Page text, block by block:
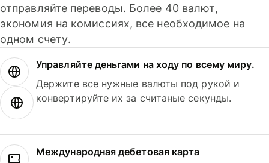
отправляйте переводы. Более 40 валют,
экономия на комиссиях, все необходимое на
одном счету.
Управляйте деньгами на ходу по всему миру.
Держите все нужные валюты под рукой и
конвертируйте их за считаные секунды.
Международная дебетовая карта